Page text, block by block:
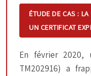
ÉTUDE DE CAS :
UN CERTIFICAT
En février 2020,
TM202916) a